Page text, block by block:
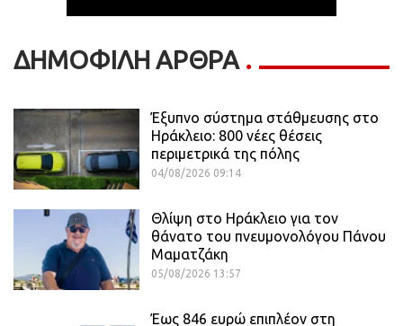
ΔΗΜΟΦΙΛΗ ΑΡΘΡΑ
Έξυπνο σύστημα στάθμευσης στο
Ηράκλειο: 800 νέες θέσεις
περιμετρικά της πόλης
04/08/2026 09:14
Θλίψη στο Ηράκλειο για τον
θάνατο του πνευμονολόγου Πάνου
Μαματζάκη
05/08/2026 13:57
Έως 846 ευρώ επιπλέον στη